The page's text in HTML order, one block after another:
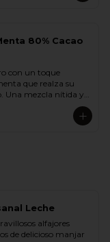
80% Cacao
con un toque
que realza su
Una mezcla nítida y
frescura sin restar
Leche
alfajores
de delicioso manjar